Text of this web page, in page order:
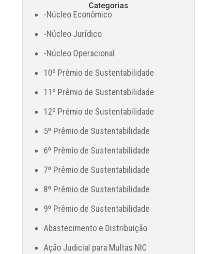
Categorias
-Núcleo Econômico
-Núcleo Jurídico
-Núcleo Operacional
10º Prêmio de Sustentabilidade
11º Prêmio de Sustentabilidade
12º Prêmio de Sustentabilidade
5º Prêmio de Sustentabilidade
6º Prêmio de Sustentabilidade
7º Prêmio de Sustentabilidade
8º Prêmio de Sustentabilidade
9º Prêmio de Sustentabilidade
Abastecimento e Distribuição
Ação Judicial para Multas NIC